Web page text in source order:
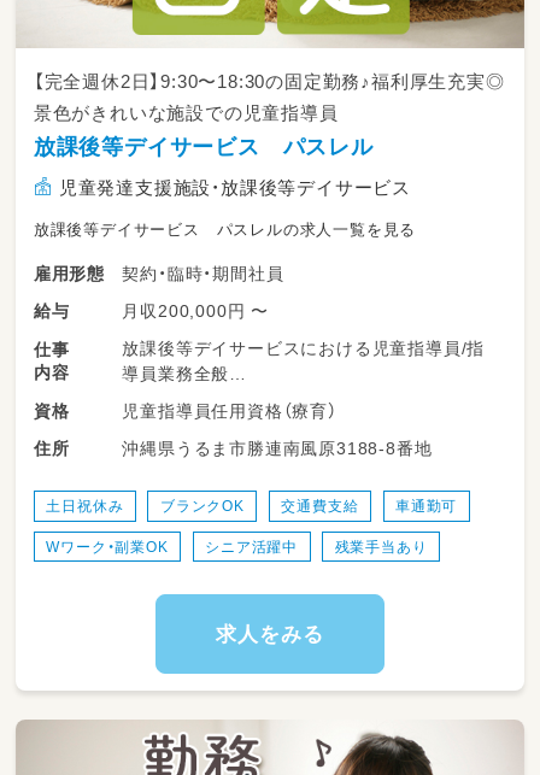
【完全週休2日】9:30〜18:30の固定勤務♪福利厚生充実◎
景色がきれいな施設での児童指導員
放課後等デイサービス パスレル
児童発達支援施設・放課後等デイサービス
放課後等デイサービス パスレルの求人一覧を見る
雇用形態
契約・臨時・期間社員
給与
月収200,000円 〜
仕事
内容
放課後等デイサービスにおける児童指導員/指
導員業務全般
送迎業務は近めのところのみです♪
小学生向けのプログラミングなどもあります！
資格
児童指導員任用資格（療育）
住所
沖縄県うるま市勝連南風原3188-8番地
土日祝休み ブランクOK 交通費支給 車通勤可
Wワーク・副業OK シニア活躍中 残業手当あり
求人をみる